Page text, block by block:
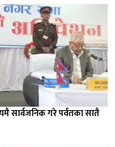
सार्वजनिक गरे पर्वतका सातै